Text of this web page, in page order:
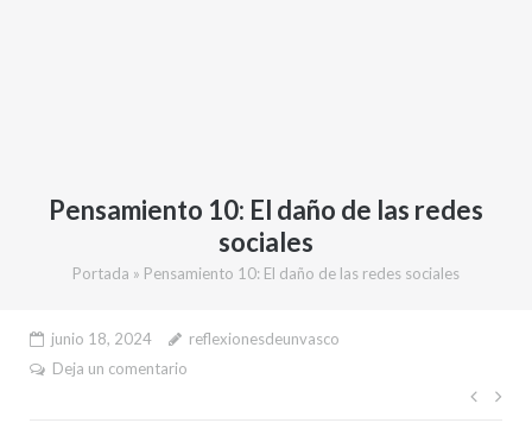
Pensamiento 10: El daño de las redes
sociales
Portada » Pensamiento 10: El daño de las redes sociales
junio 18, 2024
reflexionesdeunvasco
Deja un comentario